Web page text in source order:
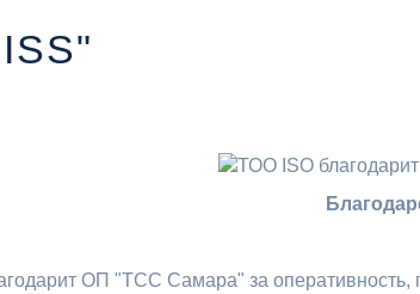
ОП "ТСС Самара" за оперативность,